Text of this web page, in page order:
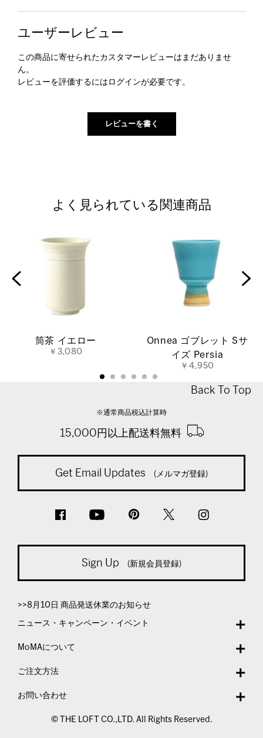
ユーザーレビュー
この商品に寄せられたカスタマーレビューはまだありませ
ん。
レビューを評価するには ログインが必要です。
よく見られている関連商品
筒茶 イエロー
￥3,080
Onnea ゴブレット Sサ
イズ Persia
￥4,950
Back To Top
※通常商品税込計算時
15,000円以上配送料無料
Get Email Updates (メルマガ登録)
Sign Up (新規会員登録)
>>8月10日 商品発送休業のお知らせ
ニュース・キャンペーン・イベント
MoMAについて
ご注文方法
お問い合わせ
© THE LOFT CO.,LTD. All Rights Reserved.